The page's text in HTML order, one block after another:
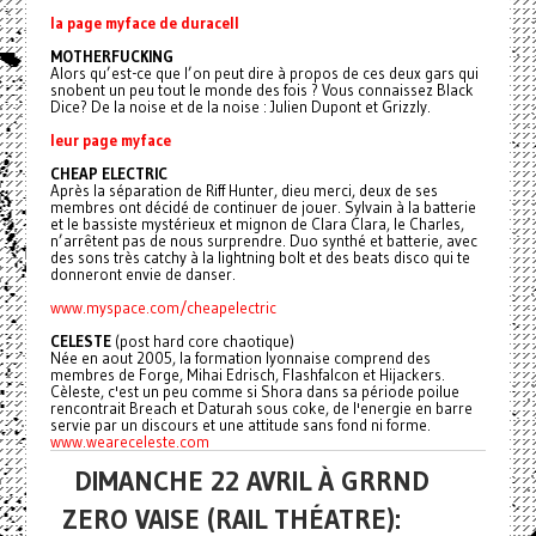
la page myface de duracell
MOTHERFUCKING
Alors qu’est-ce que l’on peut dire à propos de ces deux gars qui
snobent un peu tout le monde des fois ? Vous connaissez Black
Dice? De la noise et de la noise : Julien Dupont et Grizzly.
leur page myface
CHEAP ELECTRIC
Après la séparation de Riff Hunter, dieu merci, deux de ses
membres ont décidé de continuer de jouer. Sylvain à la batterie
et le bassiste mystérieux et mignon de Clara Clara, le Charles,
n’arrêtent pas de nous surprendre. Duo synthé et batterie, avec
des sons très catchy à la lightning bolt et des beats disco qui te
donneront envie de danser.
www.myspace.com/cheapelectric
CELESTE (post hard core chaotique)
Née en aout 2005, la formation lyonnaise comprend des
membres de Forge, Mihai Edrisch, Flashfalcon et Hijackers.
Cèleste, c'est un peu comme si Shora dans sa période poilue
rencontrait Breach et Daturah sous coke, de l'energie en barre
servie par un discours et une attitude sans fond ni forme.
www.weareceleste.com
DIMANCHE 22 AVRIL À GRRND
ZERO VAISE (RAIL THÉATRE):